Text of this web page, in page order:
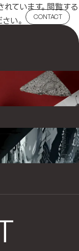
CONTACT
ています。閲覧する
い。